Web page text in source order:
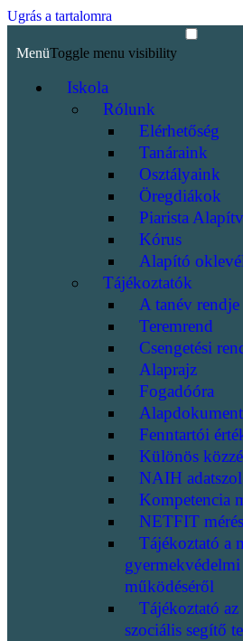
Ugrás a tartalomra
MenüToggle menu visibility
Iskola
Rólunk
Elérhetőség
Tanáraink
Osztályaink
Öregdiákok
Piarista
Kórus
Alapító
Tájékoztatók
A tanév rendje
Teremrend
Csengetési
Alaprajz
Fogadóóra
Fenntartói
Különös
NAIH
Kompetencia
NETFIT mérés
Tájékoztató a
gyermekvédelmi
működéséről
Tájékoztató
szociális segítő